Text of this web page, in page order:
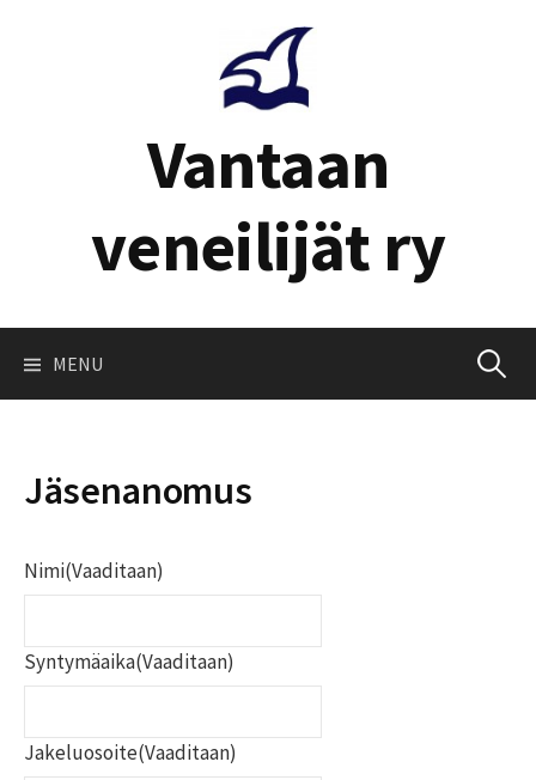
Vantaan
veneilijät ry
MENU Haku:
Jäsenanomus
Nimi(Vaaditaan)
Syntymäaika(Vaaditaan)
Jakeluosoite(Vaaditaan)